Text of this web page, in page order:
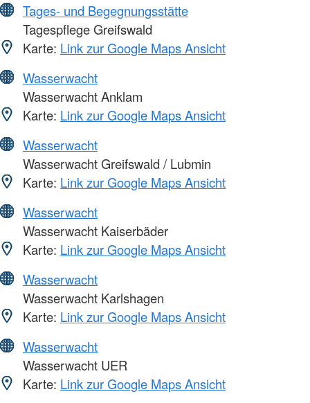
Tages- und Begegnungsstätte
Tagespflege Greifswald
Karte: Link zur Google Maps Ansicht
Wasserwacht
Wasserwacht Anklam
Karte: Link zur Google Maps Ansicht
Wasserwacht
Wasserwacht Greifswald / Lubmin
Karte: Link zur Google Maps Ansicht
Wasserwacht
Wasserwacht Kaiserbäder
Karte: Link zur Google Maps Ansicht
Wasserwacht
Wasserwacht Karlshagen
Karte: Link zur Google Maps Ansicht
Wasserwacht
Wasserwacht UER
Karte: Link zur Google Maps Ansicht